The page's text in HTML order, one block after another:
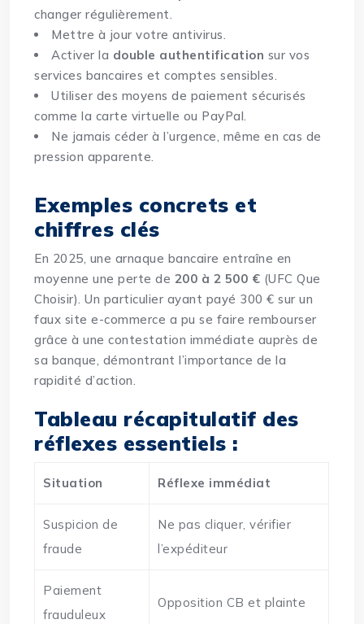
changer régulièrement.
Mettre à jour votre antivirus.
Activer la double authentification sur vos
services bancaires et comptes sensibles.
Utiliser des moyens de paiement sécurisés
comme la carte virtuelle ou PayPal.
Ne jamais céder à l’urgence, même en cas de
pression apparente.
Exemples concrets et
chiffres clés
En 2025, une arnaque bancaire entraîne en
moyenne une perte de 200 à 2 500 € (UFC Que
Choisir). Un particulier ayant payé 300 € sur un
faux site e-commerce a pu se faire rembourser
grâce à une contestation immédiate auprès de
sa banque, démontrant l’importance de la
rapidité d’action.
Tableau récapitulatif des
réflexes essentiels :
Situation Réflexe immédiat
Suspicion de
fraude
Ne pas cliquer, vérifier
l’expéditeur
Paiement
frauduleux
Opposition CB et plainte